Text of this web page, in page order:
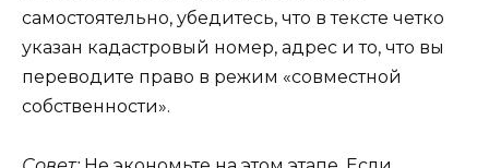
самостоятельно, убедитесь, что в тексте четко
указан кадастровый номер, адрес и то, что вы
переводите право в режим «совместной
собственности».